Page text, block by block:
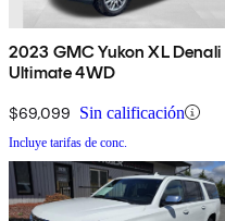
2023 GMC Yukon XL Denali
Ultimate 4WD
$69,099 Sin calificación
Incluye tarifas de conc.